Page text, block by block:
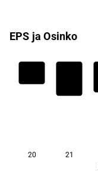
EPS ja Osinko
20
21